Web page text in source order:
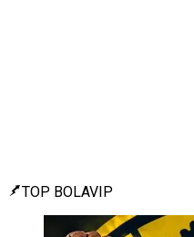
TOP BOLAVIP